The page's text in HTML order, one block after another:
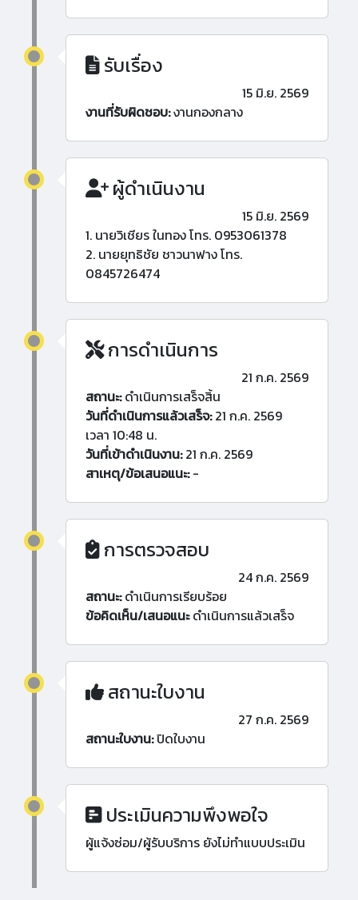
รับเรื่อง
15 มิ.ย. 2569
งานที่รับผิดชอบ:งานกองกลาง
ผู้ดำเนินงาน
15 มิ.ย. 2569
1. นายวิเชียร ในทอง โทร. 0953061378
2. นายยุทธิชัย ชาวนาฟาง โทร.
0845726474
การดำเนินการ
21 ก.ค. 2569
สถานะ:ดำเนินการเสร็จสิ้น
วันที่ดำเนินการแล้วเสร็จ:21 ก.ค. 2569
เวลา 10:48 น.
วันที่เข้าดำเนินงาน:21 ก.ค. 2569
สาเหตุ/ข้อเสนอแนะ:-
การตรวจสอบ
24 ก.ค. 2569
สถานะ:ดำเนินการเรียบร้อย
ข้อคิดเห็น/เสนอแนะดำเนินการแล้วเสร็จ
สถานะใบงาน
27 ก.ค. 2569
สถานะใบงาน:ปิดใบงาน
ประเมินความพึงพอใจ
ผู้แจ้งซ่อม/ผู้รับบริการ ยังไม่ทำแบบประเมิน